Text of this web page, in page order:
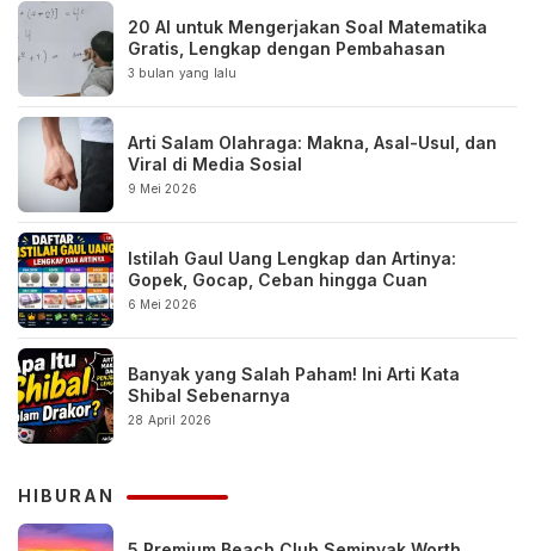
20 AI untuk Mengerjakan Soal Matematika
Gratis, Lengkap dengan Pembahasan
3 bulan yang lalu
Arti Salam Olahraga: Makna, Asal-Usul, dan
Viral di Media Sosial
9 Mei 2026
Istilah Gaul Uang Lengkap dan Artinya:
Gopek, Gocap, Ceban hingga Cuan
6 Mei 2026
Banyak yang Salah Paham! Ini Arti Kata
Shibal Sebenarnya
28 April 2026
HIBURAN